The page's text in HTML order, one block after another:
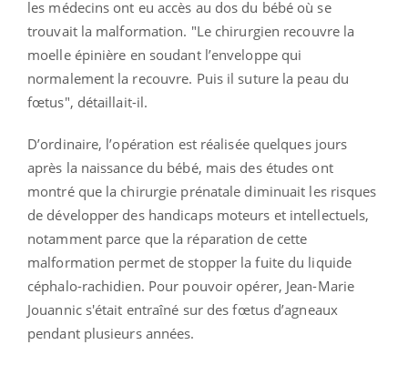
les médecins ont eu accès au dos du bébé où se
trouvait la malformation. "Le chirurgien recouvre la
moelle épinière en soudant l’enveloppe qui
normalement la recouvre. Puis il suture la peau du
fœtus", détaillait-il.
D’ordinaire, l’opération est réalisée quelques jours
après la naissance du bébé, mais des études ont
montré que la chirurgie prénatale diminuait les risques
de développer des handicaps moteurs et intellectuels,
notamment parce que la réparation de cette
malformation permet de stopper la fuite du liquide
céphalo-rachidien. Pour pouvoir opérer, Jean-Marie
Jouannic s'était entraîné sur des fœtus d’agneaux
pendant plusieurs années.